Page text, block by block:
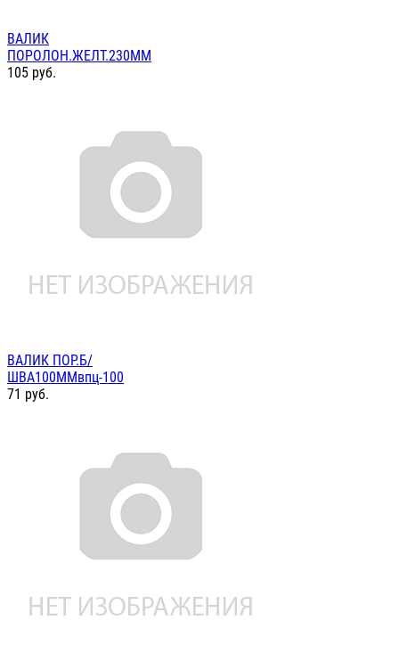
ВАЛИК
ПОРОЛОН.ЖЕЛТ.230ММ
105 руб.
ВАЛИК ПОР.Б/
ШВА100ММвпц-100
71 руб.